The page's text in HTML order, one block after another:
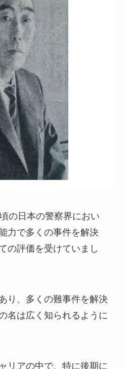
の日本の警察界におい
力で多くの事件を解決
の評価を受けていまし
り、多くの難事件を解決
名は広く知られるように
リアの中で、特に後期に